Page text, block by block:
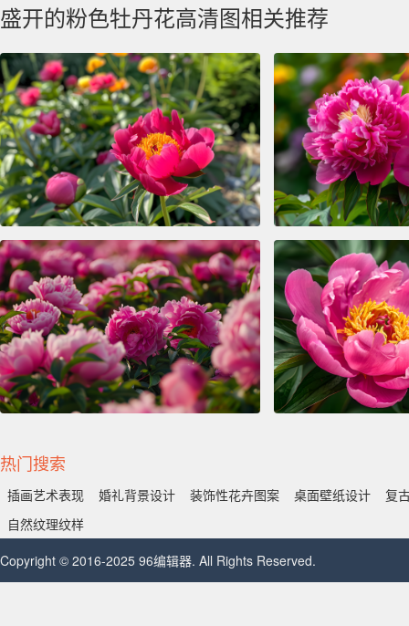
盛开的粉色牡丹花高清图相关推荐
热门搜索
插画艺术表现 婚礼背景设计 装饰性花卉图案 桌面壁纸设计
复
自然纹理纹样
Copyright © 2016-2025 96编辑器. All Rights Reserved.